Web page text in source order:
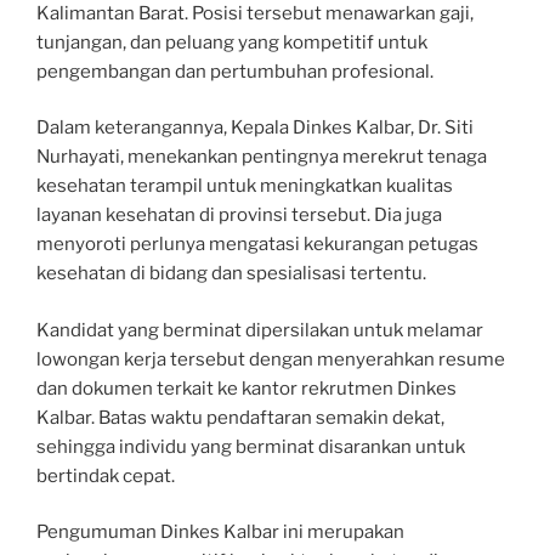
Kalimantan Barat. Posisi tersebut menawarkan gaji,
tunjangan, dan peluang yang kompetitif untuk
pengembangan dan pertumbuhan profesional.
Dalam keterangannya, Kepala Dinkes Kalbar, Dr. Siti
Nurhayati, menekankan pentingnya merekrut tenaga
kesehatan terampil untuk meningkatkan kualitas
layanan kesehatan di provinsi tersebut. Dia juga
menyoroti perlunya mengatasi kekurangan petugas
kesehatan di bidang dan spesialisasi tertentu.
Kandidat yang berminat dipersilakan untuk melamar
lowongan kerja tersebut dengan menyerahkan resume
dan dokumen terkait ke kantor rekrutmen Dinkes
Kalbar. Batas waktu pendaftaran semakin dekat,
sehingga individu yang berminat disarankan untuk
bertindak cepat.
Pengumuman Dinkes Kalbar ini merupakan